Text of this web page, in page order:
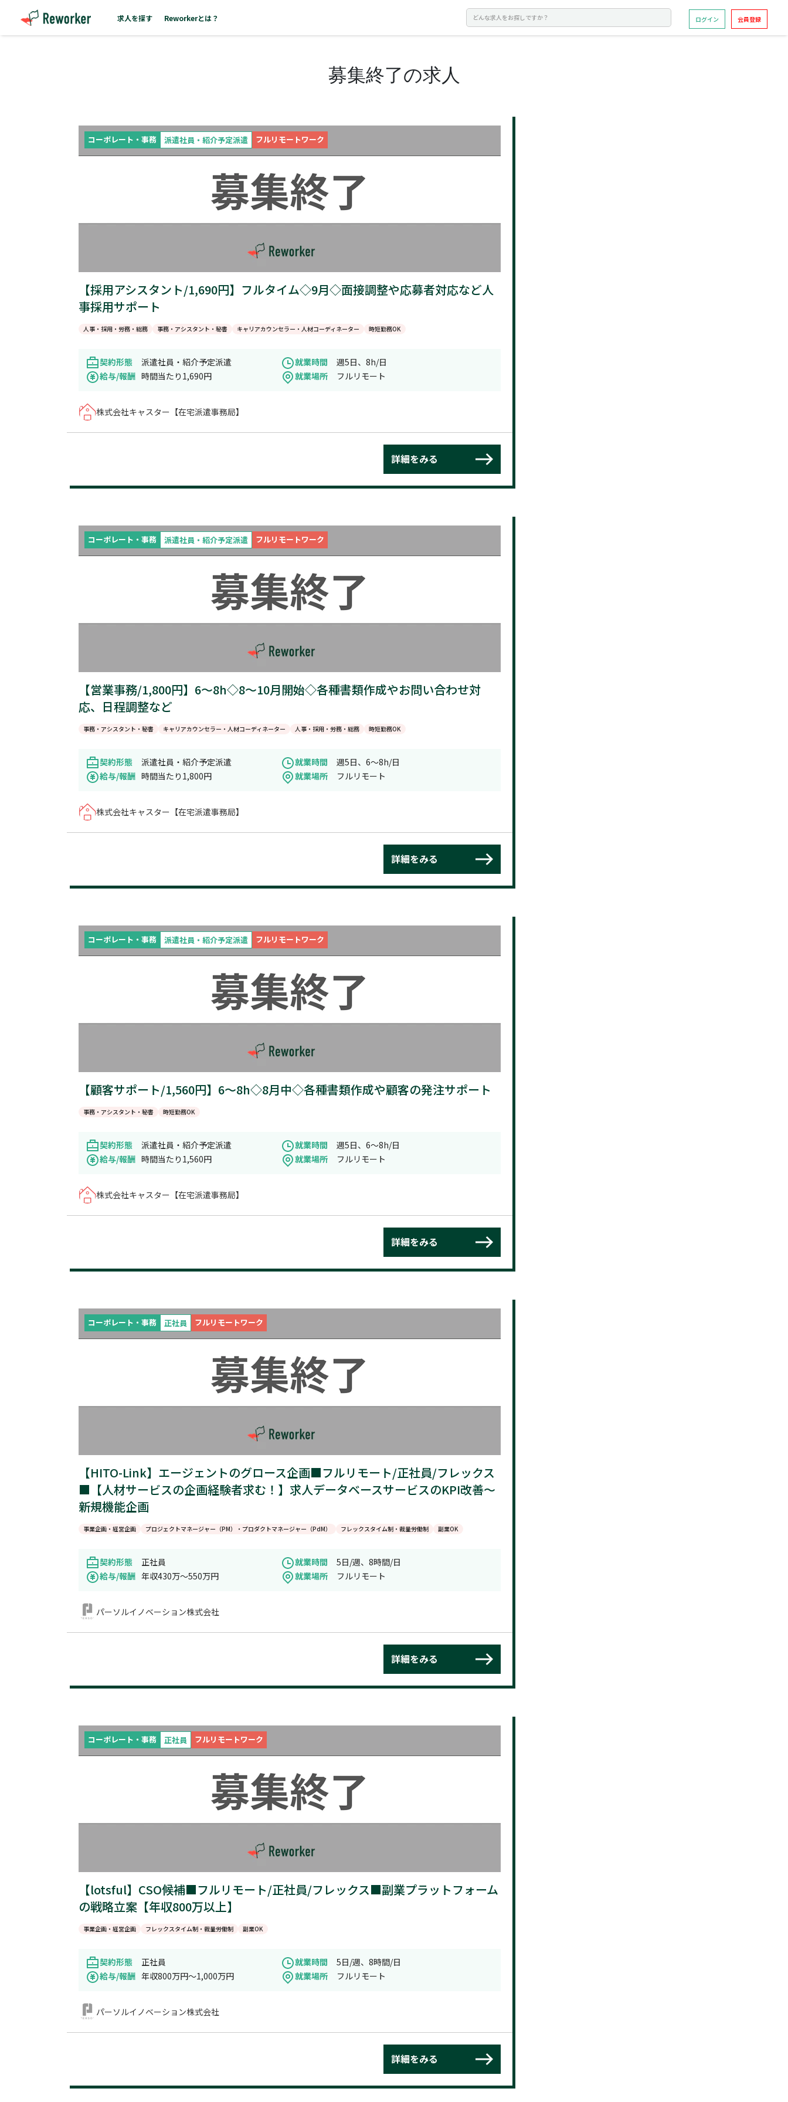
求人を探す Reworkerとは？ ログイン 会員登録
募集終了の求人
コーポレート・事務 派遣社員・紹介予定派遣 フルリモートワーク
【採用アシスタント/1,690円】フルタイム◇9月◇面接調整や応募者対応など人
事採用サポート
人事・採用・労務・総務 事務・アシスタント・秘書 キャリアカウンセラー・人材コーディネーター 時短勤務OK
契約形態 派遣社員・紹介予定派遣 就業時間
週5日、8h/日
給与/報酬 時間当たり1,690円 就業場所 フルリモート
株式会社キャスター【在宅派遣事務局】
詳細をみる
コーポレート・事務 派遣社員・紹介予定派遣 フルリモートワーク
【営業事務/1,800円】6～8h◇8～10月開始◇各種書類作成やお問い合わせ対
応、日程調整など
事務・アシスタント・秘書 キャリアカウンセラー・人材コーディネーター 人事・採用・労務・総務 時短勤務OK
契約形態 派遣社員・紹介予定派遣 就業時間
週5日、6～8h/日
給与/報酬 時間当たり1,800円 就業場所 フルリモート
株式会社キャスター【在宅派遣事務局】
詳細をみる
コーポレート・事務 派遣社員・紹介予定派遣 フルリモートワーク
【顧客サポート/1,560円】6～8h◇8月中◇各種書類作成や顧客の発注サポート
事務・アシスタント・秘書 時短勤務OK
契約形態 派遣社員・紹介予定派遣 就業時間
週5日、6～8h/日
給与/報酬 時間当たり1,560円 就業場所 フルリモート
株式会社キャスター【在宅派遣事務局】
詳細をみる
コーポレート・事務 正社員 フルリモートワーク
【HITO-Link】エージェントのグロース企画■フルリモート/正社員/フレックス
■【人材サービスの企画経験者求む！】求人データベースサービスのKPI改善〜
新規機能企画
事業企画・経営企画 プロジェクトマネージャー（PM）・プロダクトマネージャー（PdM） フレックスタイム制・裁量労働制 副業OK
契約形態 正社員 就業時間
5日/週、8時間/日
給与/報酬 年収430万～550万円 就業場所 フルリモート
パーソルイノベーション株式会社
詳細をみる
コーポレート・事務 正社員 フルリモートワーク
【lotsful】CSO候補■フルリモート/正社員/フレックス■副業プラットフォーム
の戦略立案【年収800万以上】
事業企画・経営企画 フレックスタイム制・裁量労働制 副業OK
契約形態 正社員 就業時間
5日/週、8時間/日
給与/報酬 年収800万円～1,000万円 就業場所 フルリモート
パーソルイノベーション株式会社
詳細をみる